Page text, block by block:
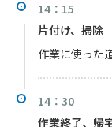
14：15
片付け、掃除
作業に使った
14：30
作業終了、帰